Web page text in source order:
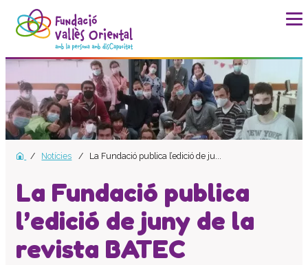
La fundació
Història
Missió, visió i valors
Distincions i entitats
Model de qualitat
Revista Batec
Memòries
Documents
Transparència
Notícies La Fundació publica l’edició de ju...
La Fundació publica
l’edició de juny de la
revista BATEC